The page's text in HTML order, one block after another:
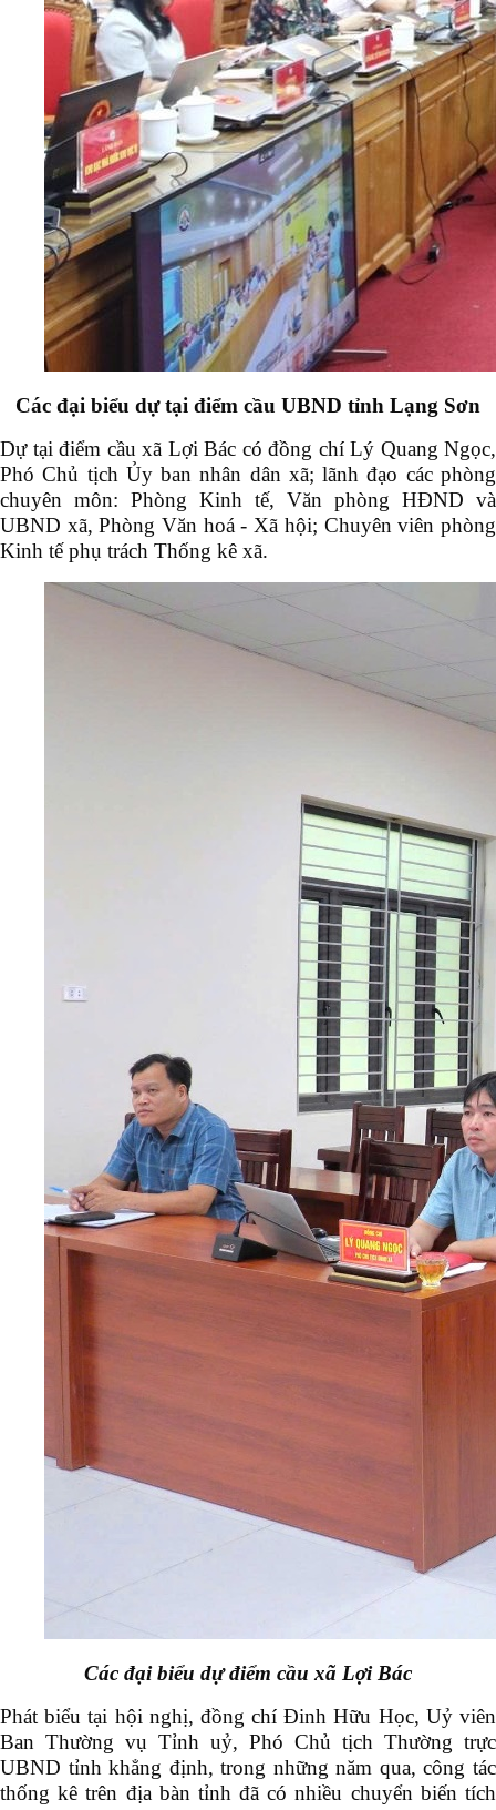
Các đại biểu dự tại điểm cầu UBND tỉnh Lạng Sơn
Dự tại điểm cầu xã Lợi Bác có đồng chí Lý Quang Ngọc,
Phó Chủ tịch Ủy ban nhân dân xã; lãnh đạo các phòng
chuyên môn: Phòng Kinh tế, Văn phòng HĐND và
UBND xã, Phòng Văn hoá - Xã hội; Chuyên viên phòng
Kinh tế phụ trách Thống kê xã.
Các đại biểu dự điểm cầu xã Lợi Bác
Phát biểu tại hội nghị, đồng chí Đinh Hữu Học, Uỷ viên
Ban Thường vụ Tỉnh uỷ, Phó Chủ tịch Thường trực
UBND tỉnh khẳng định, trong những năm qua, công tác
thống kê trên địa bàn tỉnh đã có nhiều chuyển biến tích